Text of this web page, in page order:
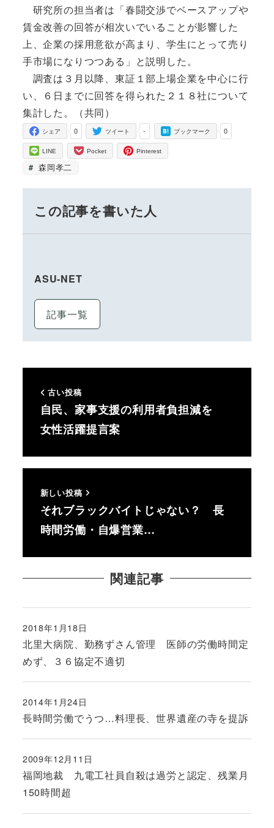
研究所の担当者は「春闘交渉でベースアップや
賃金改善の回答が相次いでいることが影響した
上、企業の採用意欲が高まり、学生にとって売り
手市場になりつつある」と説明した。
調査は３月以降、東証１部上場企業を中心に行
い、６日までに回答を得られた２１８社について
集計した。（共同）
0
シェア -
ツイート 0
ブックマーク
LINE Pocket Pinterest
森岡孝二
この記事を書いた人
ASU-NET
記事一覧
古い投稿
自民、家事支援の利用者負担減を
女性活躍提言案
新しい投稿
それブラックバイトじゃない？ 長
時間労働・自爆営業…
関連記事
北里大病院、勤務ずさん管理 医師の労働時間定
めず、３６協定不適切
投稿日
2018年1月18日
長時間労働でうつ…料理長、世界遺産の寺を提訴
投稿日
2014年1月24日
福岡地裁 九電工社員自殺は過労と認定、残業月
150時間超
投稿日
2009年12月11日